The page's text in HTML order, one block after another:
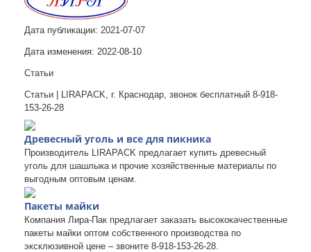
Дата публикации: 2021-07-07
Дата изменения: 2022-08-10
Статьи
Статьи | LIRAPACK, г. Краснодар, звонок бесплатный 8-918-
153-26-28
Древесный уголь и все для пикника
Производитель LIRAPACK предлагает купить древесный
уголь для шашлыка и прочие хозяйственные материалы по
выгодным оптовым ценам.
Пакеты майки
Компания Лира-Пак предлагает заказать высококачественные
пакеты майки оптом собственного производства по
эксклюзивной цене – звоните 8-918-153-26-28.